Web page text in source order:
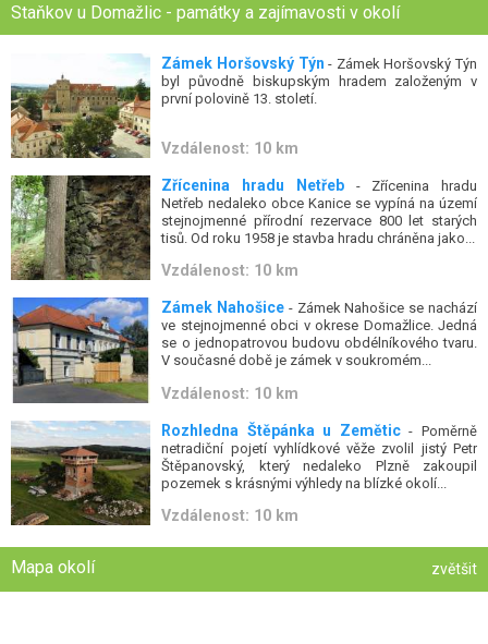
Staňkov u Domažlic - památky a zajímavosti v okolí
Zámek Horšovský Týn - Zámek Horšovský Týn
byl původně biskupským hradem založeným v
první polovině 13. století.
Vzdálenost: 10 km
Zřícenina hradu Netřeb- Zřícenina hradu
Netřeb nedaleko obce Kanice se vypíná na území
stejnojmenné přírodní rezervace 800 let starých
tisů. Od roku 1958 je stavba hradu chráněna jako...
Vzdálenost: 10 km
Zámek Nahošice - Zámek Nahošice se nachází
ve stejnojmenné obci v okrese Domažlice. Jedná
se o jednopatrovou budovu obdélníkového tvaru.
V současné době je zámek v soukromém...
Vzdálenost: 10 km
Rozhledna Štěpánka u Zemětic- Poměrně
netradiční pojetí vyhlídkové věže zvolil jistý Petr
Štěpanovský, který nedaleko Plzně zakoupil
pozemek s krásnými výhledy na blízké okolí...
Vzdálenost: 10 km
Mapa okolí zvětšit